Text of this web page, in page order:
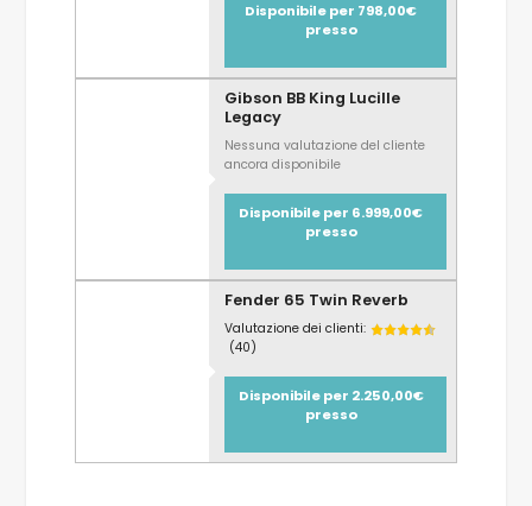
Disponibile per 798,00€
presso
Gibson BB King Lucille
Legacy
Nessuna valutazione del cliente
ancora disponibile
Disponibile per 6.999,00€
presso
Fender 65 Twin Reverb
Valutazione dei clienti:
(40)
Disponibile per 2.250,00€
presso